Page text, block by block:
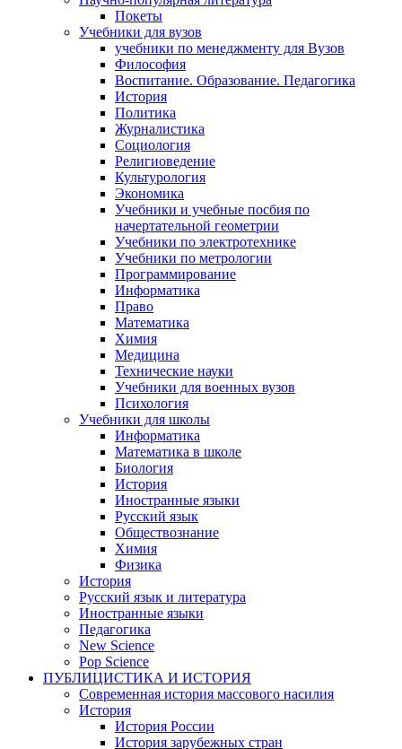
Покеты
Учебники для вузов
учебники по менеджменту для Вузов
Философия
Воспитание. Образование. Педагогика
История
Политика
Журналистика
Социология
Религиоведение
Культурология
Экономика
Учебники и учебные посбия по
начертательной геометрии
Учебники по электротехнике
Учебники по метрологии
Программирование
Информатика
Право
Математика
Химия
Медицина
Технические науки
Учебники для военных вузов
Психология
Учебники для школы
Информатика
Математика в школе
Биология
История
Иностранные языки
Русский язык
Обществознание
Химия
Физика
История
Русский язык и литература
Иностранные языки
Педагогика
New Science
Pop Science
ПУБЛИЦИСТИКА И ИСТОРИЯ
Современная история массового насилия
История
История России
История зарубежных стран